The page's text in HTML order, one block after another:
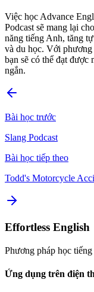
Việc học Advance
Podcast sẽ mang lại
năng tiếng Anh, tăng
và du học. Với phương
bạn sẽ có thể đạt
ngắn.
Bài học trước
Slang Podcast
Bài học tiếp theo
Todd's Motorcycle
Effortless English
Phương pháp học
Ứng dụng trên điện